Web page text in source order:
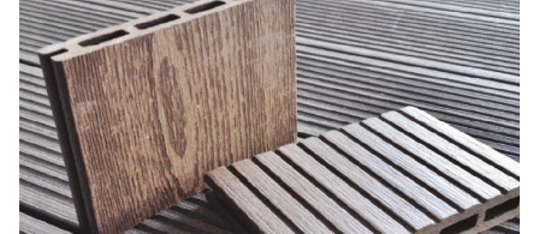
(mm)
주 모터
동력
(kw)
15 22 37 55
배럴 가
열 전력
12 18 24 36